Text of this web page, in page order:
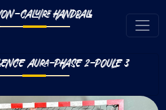
CALUIRE HANDBALL
AURA-PHASE 2-POULE 3